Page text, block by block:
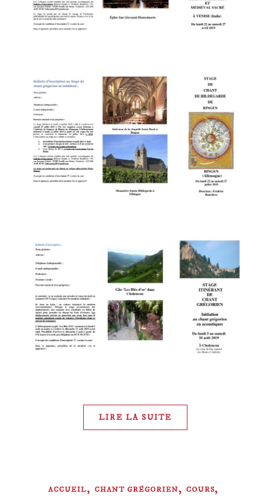
LIRE LA SUITE
ACCUEIL, CHANT GRÉGORIEN, COURS,